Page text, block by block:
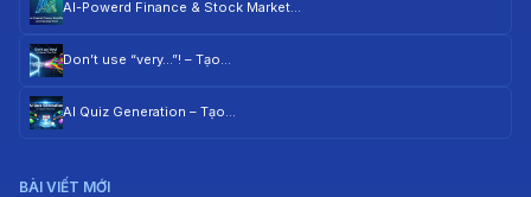
AI-Powerd Finance & Stock Market…
Don’t use “very…”! – Tạo…
AI Quiz Generation – Tạo…
BÀI VIẾT MỚI